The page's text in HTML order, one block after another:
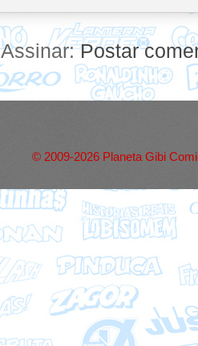
Assinar:Postar
© 2009-2026 Planeta Gibi